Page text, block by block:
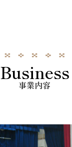
Business
事業内容